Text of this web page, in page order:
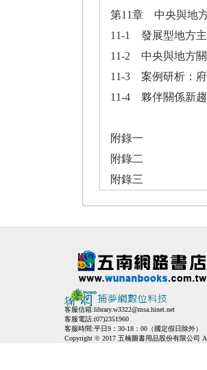
第11章 中央與地
11-1 發展型地方
11-2 中央與地方
11-3 案例研析：
11-4 夥伴關係新
附錄一
附錄二
附錄三
客服信箱:library.w3322@msa.hinet.net
客服電話:(07)2351960
客服時間:平日9：30-18：00（國定假日除外）
Copyright © 2017 五楠圖書用品股份有限公司